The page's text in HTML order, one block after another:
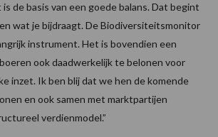
de basis van een goede balans. Dat begint
wat je bijdraagt. De Biodiversiteitsmonitor
instrument. Het is bovendien een
ook daadwerkelijk te belonen voor
inzet. Ik ben blij dat we hen de komende
en ook samen met marktpartijen
verdienmodel.”